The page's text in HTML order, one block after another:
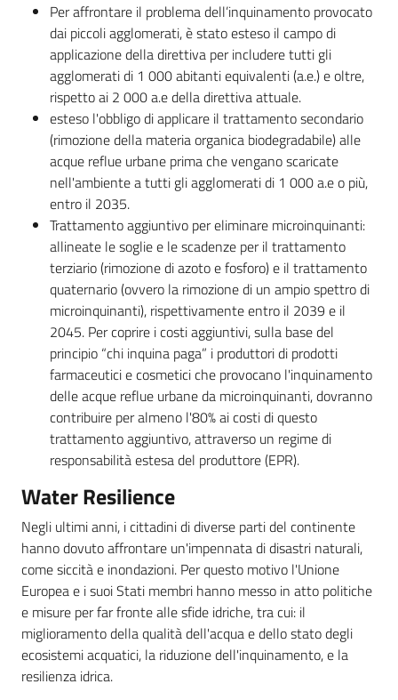
siamo
Europass
Parma
Seguici
Regione
Emilia-
Romagna
Regione
Per affrontare il problema dell’inquinamento provocato
dai piccoli agglomerati, è stato esteso il campo di
applicazione della direttiva per includere tutti gli
agglomerati di 1 000 abitanti equivalenti (a.e.) e oltre,
rispetto ai 2 000 a.e della direttiva attuale.
esteso l'obbligo di applicare il trattamento secondario
(rimozione della materia organica biodegradabile) alle
acque reflue urbane prima che vengano scaricate
nell'ambiente a tutti gli agglomerati di 1 000 a.e o più,
entro il 2035.
Trattamento aggiuntivo per eliminare microinquinanti:
allineate le soglie e le scadenze per il trattamento
terziario (rimozione di azoto e fosforo) e il trattamento
quaternario (ovvero la rimozione di un ampio spettro di
microinquinanti), rispettivamente entro il 2039 e il
2045. Per coprire i costi aggiuntivi, sulla base del
principio “chi inquina paga” i produttori di prodotti
farmaceutici e cosmetici che provocano l'inquinamento
delle acque reflue urbane da microinquinanti, dovranno
contribuire per almeno l'80% ai costi di questo
trattamento aggiuntivo, attraverso un regime di
responsabilità estesa del produttore (EPR).
Water Resilience
Negli ultimi anni, i cittadini di diverse parti del continente
hanno dovuto affrontare un'impennata di disastri naturali,
come siccità e inondazioni. Per questo motivo l'Unione
Europea e i suoi Stati membri hanno messo in atto politiche
e misure per far fronte alle sfide idriche, tra cui: il
miglioramento della qualità dell'acqua e dello stato degli
ecosistemi acquatici, la riduzione dell'inquinamento, e la
resilienza idrica.